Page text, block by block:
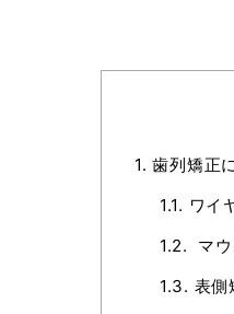
1. 歯列矯正
1.1. ワイ
1.2. マ
1.3. 表側